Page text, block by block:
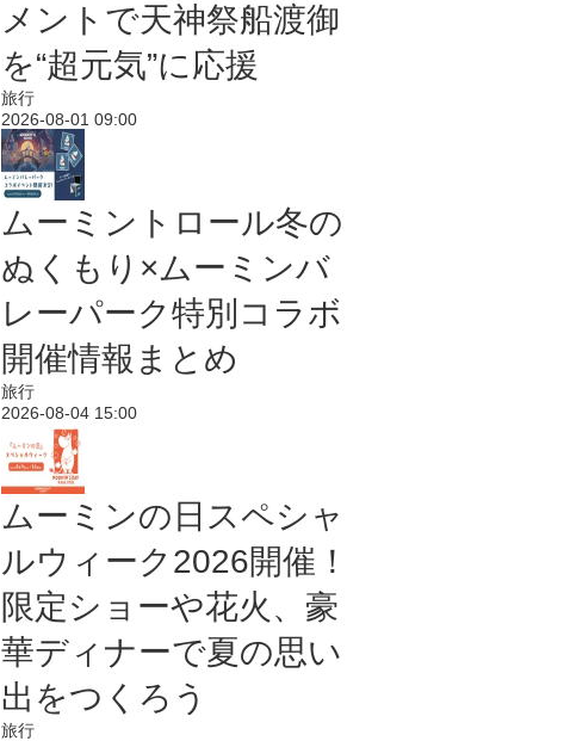
メントで天神祭船渡御
を“超元気”に応援
旅行
2026-08-01 09:00
ムーミントロール冬の
ぬくもり×ムーミンバ
レーパーク特別コラボ
開催情報まとめ
旅行
2026-08-04 15:00
ムーミンの日スペシャ
ルウィーク2026開催！
限定ショーや花火、豪
華ディナーで夏の思い
出をつくろう
旅行